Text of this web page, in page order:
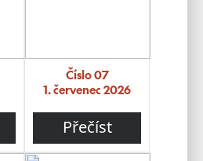
Číslo 07
1. červenec 2026
Přečíst